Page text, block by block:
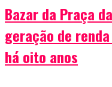
Bazar da Praça
geração de
há oito anos